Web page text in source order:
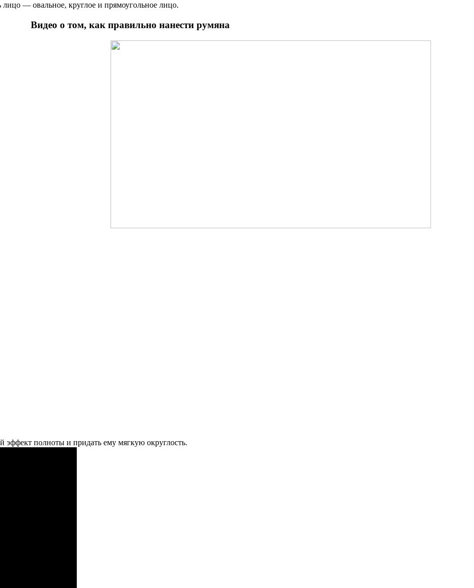
— овальное, круглое и прямоугольное лицо.
Видео о том, как правильно нанести румяна
эффект полноты и придать ему мягкую округлость.